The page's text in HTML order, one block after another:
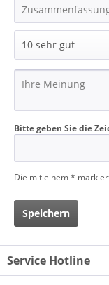
Bitte geben Sie die
Die mit einem *
Speichern
Service Hotline